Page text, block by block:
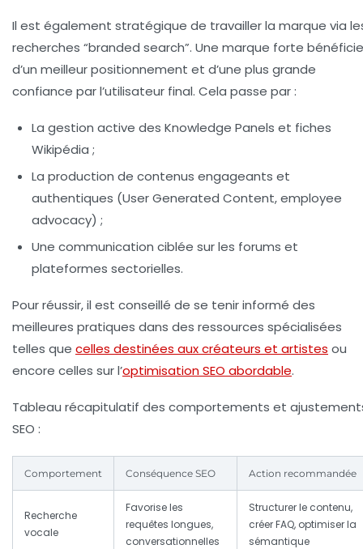
Il est également stratégique de travailler la marque via
recherches “branded search”. Une marque forte bénéficie
d’un meilleur positionnement et d’une plus grande
confiance par l’utilisateur final. Cela passe par :
La gestion active des Knowledge Panels et fiches
Wikipédia ;
La production de contenus engageants et
authentiques (User Generated Content, employee
advocacy) ;
Une communication ciblée sur les forums et
plateformes sectorielles.
Pour réussir, il est conseillé de se tenir informé des
meilleures pratiques dans des ressources spécialisées
telles que celles destinées aux créateurs et artistes ou
encore celles sur l’optimisation SEO abordable.
Tableau récapitulatif des comportements et
SEO :
Comportement Conséquence SEO Action recommandée
Recherche
vocale
Favorise les
requêtes longues,
conversationnelles
Structurer le contenu,
créer FAQ, optimiser la
sémantique